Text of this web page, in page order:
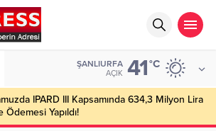
ŞANLIURFA
AÇIK 41°C
IPARD III Kapsamında 634,3 Milyon Lira
Ödemesi Yapıldı!